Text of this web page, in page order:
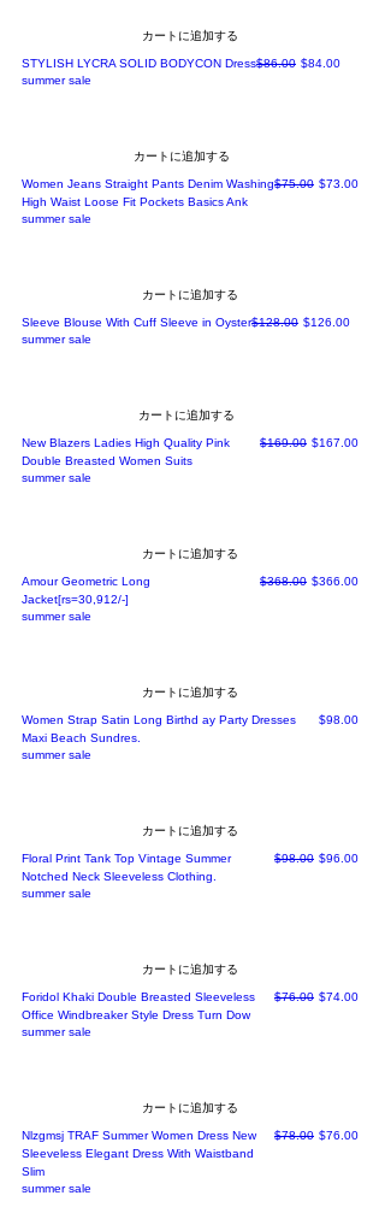
カートに追加する
STYLISH LYCRA SOLID BODYCON Dress通常価格
$86.00 セール価格
$84.00
summer sale
カートに追加する
Women Jeans Straight Pants Denim Washing
High Waist Loose Fit Pockets Basics Ank
通常価格
$75.00 セール価格
$73.00
summer sale
カートに追加する
Sleeve Blouse With Cuff Sleeve in Oyster通常価格
$128.00 セール価格
$126.00
summer sale
カートに追加する
New Blazers Ladies High Quality Pink
Double Breasted Women Suits
通常価格
$169.00 セール価格
$167.00
summer sale
カートに追加する
Amour Geometric Long
Jacket[rs=30,912/-]
通常価格
$368.00 セール価格
$366.00
summer sale
カートに追加する
Women Strap Satin Long Birthd ay Party Dresses
Maxi Beach Sundres.
価格
$98.00
summer sale
カートに追加する
Floral Print Tank Top Vintage Summer
Notched Neck Sleeveless Clothing.
通常価格
$98.00 セール価格
$96.00
summer sale
カートに追加する
Foridol Khaki Double Breasted Sleeveless
Office Windbreaker Style Dress Turn Dow
通常価格
$76.00 セール価格
$74.00
summer sale
カートに追加する
Nlzgmsj TRAF Summer Women Dress New
Sleeveless Elegant Dress With Waistband
Slim
通常価格
$78.00 セール価格
$76.00
summer sale